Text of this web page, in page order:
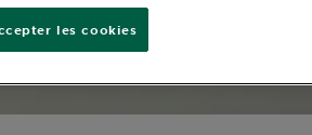
les cookies